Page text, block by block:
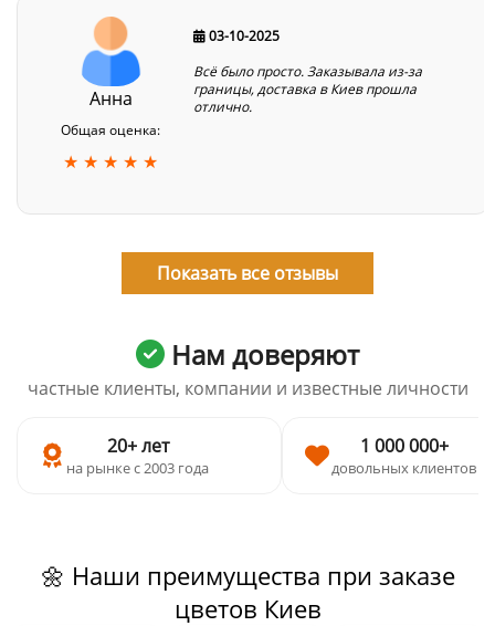
Анна
Общая оценка:
★ ★ ★ ★ ★
03-10-2025
Всё было просто. Заказывала из-за
границы, доставка в Киев прошла
отлично.
Показать все отзывы
Нам доверяют
частные клиенты, компании и известные личности
20+ лет
на рынке с 2003 года
1 000 000+
довольных клиентов
🌼 Наши преимущества при заказе
цветов Киев